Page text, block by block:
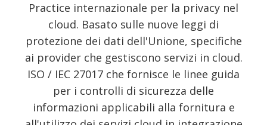
Practice internazionale per la privacy nel
cloud. Basato sulle nuove leggi di
protezione dei dati dell'Unione, specifiche
ai provider che gestiscono servizi in cloud.
ISO / IEC 27017 che fornisce le linee guida
per i controlli di sicurezza delle
informazioni applicabili alla fornitura e